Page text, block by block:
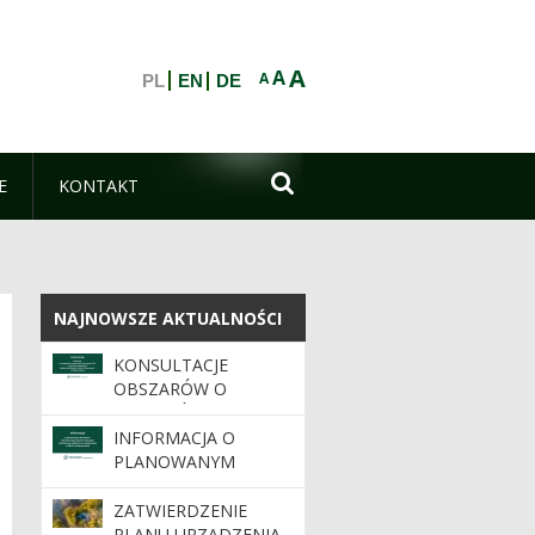
AAA
PL EN DE
KONTAKT 
NAJNOWSZE AKTUALNOŚCI
NAJNOWSZE AKTUALNOŚCI
KONSULTACJE
OBSZARÓW O
SZCZEGÓLNYCH
WARTOŚCIACH
OCHRONNYCH HCV
NA TERENIE
NADLEŚNICTW
INFORMACJA O
PLANOWANYM
WDROŻENIU
DYNAMICZNEGO
ZATWIERDZENIE